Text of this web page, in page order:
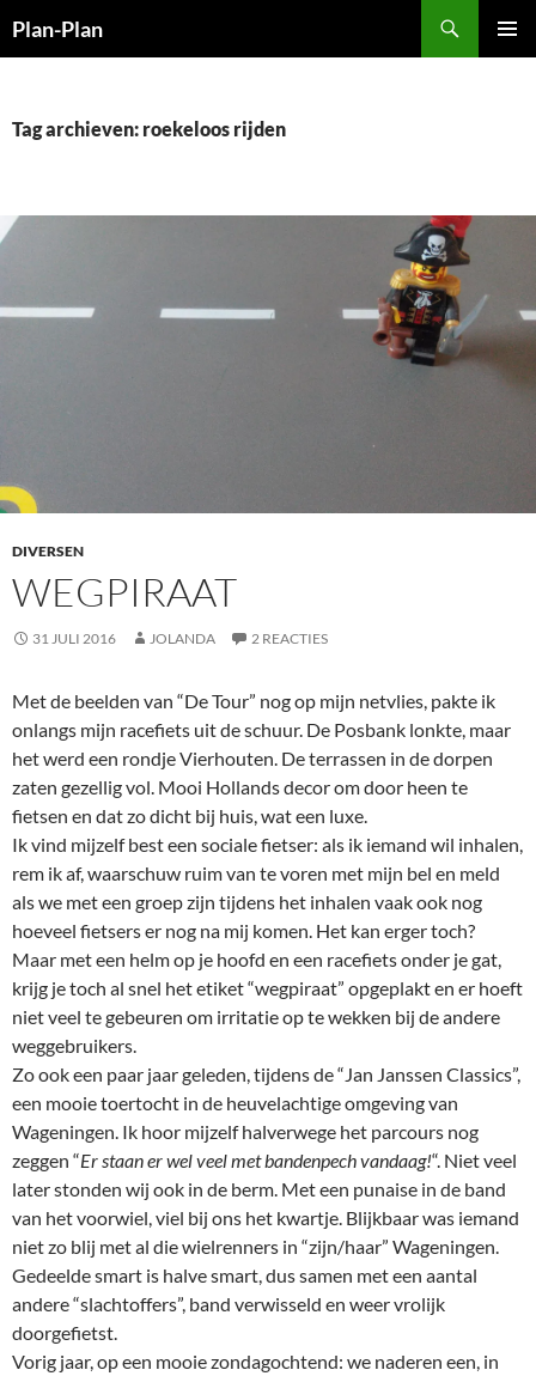
naar
Plan-Plan
Tag archieven: roekeloos rijden
DIVERSEN
WEGPIRAAT
31 JULI 2016 JOLANDA 2 REACTIES
Met de beelden van “De Tour” nog op mijn netvlies, pakte ik
onlangs mijn racefiets uit de schuur. De Posbank lonkte, maar
het werd een rondje Vierhouten. De terrassen in de dorpen
zaten gezellig vol. Mooi Hollands decor om door heen te
fietsen en dat zo dicht bij huis, wat een luxe.
Ik vind mijzelf best een sociale fietser: als ik iemand wil inhalen,
rem ik af, waarschuw ruim van te voren met mijn bel en meld
als we met een groep zijn tijdens het inhalen vaak ook nog
hoeveel fietsers er nog na mij komen. Het kan erger toch?
Maar met een helm op je hoofd en een racefiets onder je gat,
krijg je toch al snel het etiket “wegpiraat” opgeplakt en er hoeft
niet veel te gebeuren om irritatie op te wekken bij de andere
weggebruikers.
Zo ook een paar jaar geleden, tijdens de “Jan Janssen Classics”,
een mooie toertocht in de heuvelachtige omgeving van
Wageningen. Ik hoor mijzelf halverwege het parcours nog
zeggen “Er staan er wel veel met bandenpech vandaag!“. Niet veel
later stonden wij ook in de berm. Met een punaise in de band
van het voorwiel, viel bij ons het kwartje. Blijkbaar was iemand
niet zo blij met al die wielrenners in “zijn/haar” Wageningen.
Gedeelde smart is halve smart, dus samen met een aantal
andere “slachtoffers”, band verwisseld en weer vrolijk
doorgefietst.
Vorig jaar, op een mooie zondagochtend: we naderen een, in